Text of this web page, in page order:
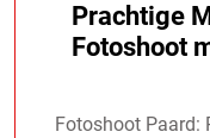
Prachtige
Fotoshoot
Fotoshoot Paard: